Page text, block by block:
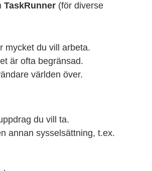
TaskRunner (för diverse
mycket du vill arbeta.
är ofta begränsad.
världen över.
du vill ta.
annan sysselsättning, t.ex.